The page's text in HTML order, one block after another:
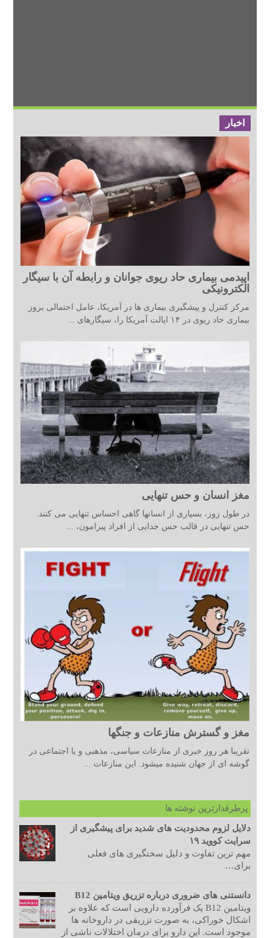
اخبار
اپیدمی بیماری حاد ریوی جوانان و رابطه آن با سیگار
الکترونیکی
مرکز کنترل و پیشگیری بیماری ها در آمریکا، عامل احتمالی بروز
بیماری حاد ریوی در ۱۴ ایالت آمریکا را، سیگارهای ...
مغز انسان و حس تنهایی
در طول روز، بسیاری از انسانها گاهی احساس تنهایی می کنند.
حس تنهایی در قالب حس جدایی از افراد پیرامون، ...
مغز و گسترش منازعات و جنگها
تقریبا هر روز خبری از منازعات سیاسی، مذهبی و یا اجتماعی در
گوشه ای از جهان شنیده میشود. این منازعات ...
پرطرفدارترین نوشته ها
دلایل لزوم محدودیت های شدید برای پیشگیری از
سرایت کووید ۱۹
مهم ترین تفاوت و دلیل سختگیری های فعلی
برای…
دانستنی های ضروری درباره تزریق ویتامین B12
ویتامین B12 یک فرآورده دارویی است که علاوه بر
اشکال خوراکی، به صورت تزریقی در داروخانه ها
موجود است. این دارو برای درمان اختلالات ناشی از